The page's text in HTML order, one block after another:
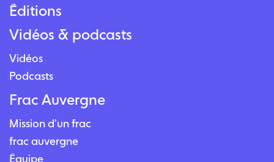
Éditions
Vidéos & podcasts
Vidéos
Podcasts
Frac Auvergne
Mission d'un frac
frac auvergne
Équipe